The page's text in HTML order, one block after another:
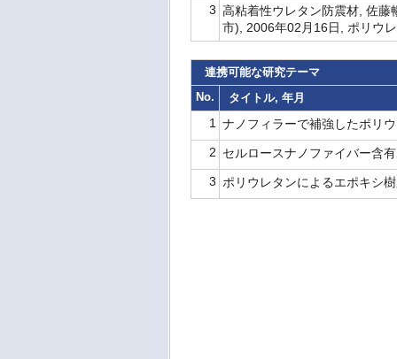
3 高粘着性ウレタン防震材, 佐
市), 2006年02月16日, ポリウ
連携可能な研究テーマ
No.
タイトル, 年月
1
ナノフィラーで補強したポリ
2 セルロースナノファイバー含
3 ポリウレタンによるエポキシ